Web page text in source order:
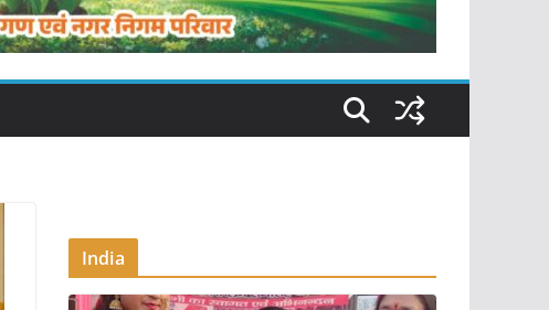
India